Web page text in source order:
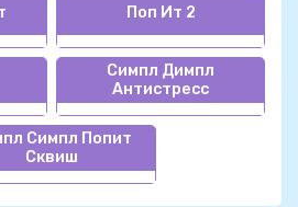
Поп Ит 2
Симпл Димпл
Антистресс
Симпл Попит
Сквиш